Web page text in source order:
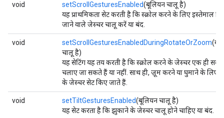
void setScrollGesturesEnabled(बूलियन चालू है)
यह प्राथमिकता सेट करती है कि स्क्रोल करने के लिए इस्तेमाल
जाने वाले जेस्चर चालू करें या बंद.
void setScrollGesturesEnabledDuringRotateOrZoom
चालू है)
यह सेटिंग यह तय करती है कि स्क्रोल करने के जेस्चर एक ही
चलाए जा सकते हैं या नहीं. साथ ही, ज़ूम करने या घुमाने के लिए
के जेस्चर सेट किए जाते हैं.
void setTiltGesturesEnabled(बूलियन चालू है)
यह सेट करता है कि झुकाने के जेस्चर चालू होने चाहिए या बंद.